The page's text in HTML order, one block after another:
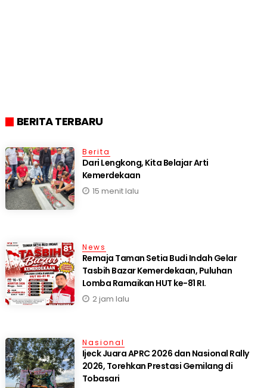
BERITA TERBARU
Berita
Dari Lengkong, Kita Belajar Arti
Kemerdekaan
15 menit lalu
News
Remaja Taman Setia Budi Indah Gelar
Tasbih Bazar Kemerdekaan, Puluhan
Lomba Ramaikan HUT ke-81 RI.
2 jam lalu
Nasional
Ijeck Juara APRC 2026 dan Nasional Rally
2026, Torehkan Prestasi Gemilang di
Tobasari